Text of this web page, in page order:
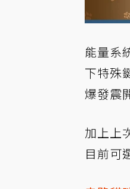
能量系
下特殊
爆發震
加上上
目前可